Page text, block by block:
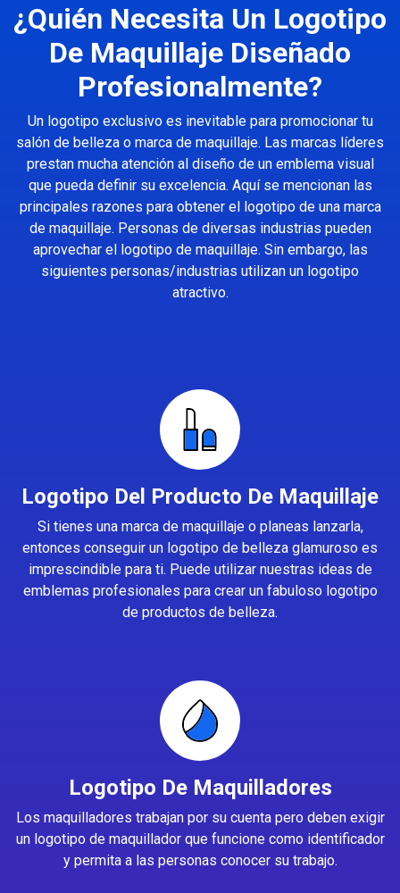
¿Quién Necesita Un Logotipo
De Maquillaje Diseñado
Profesionalmente?
Un logotipo exclusivo es inevitable para promocionar tu
salón de belleza o marca de maquillaje. Las marcas líderes
prestan mucha atención al diseño de un emblema visual
que pueda definir su excelencia. Aquí se mencionan las
principales razones para obtener el logotipo de una marca
de maquillaje. Personas de diversas industrias pueden
aprovechar el logotipo de maquillaje. Sin embargo, las
siguientes personas/industrias utilizan un logotipo
atractivo.
Logotipo Del Producto De Maquillaje
Si tienes una marca de maquillaje o planeas lanzarla,
entonces conseguir un logotipo de belleza glamuroso es
imprescindible para ti. Puede utilizar nuestras ideas de
emblemas profesionales para crear un fabuloso logotipo
de productos de belleza.
Logotipo De Maquilladores
Los maquilladores trabajan por su cuenta pero deben exigir
un logotipo de maquillador que funcione como identificador
y permita a las personas conocer su trabajo.